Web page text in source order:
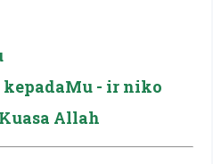
kepadaMu - ir niko
Allah